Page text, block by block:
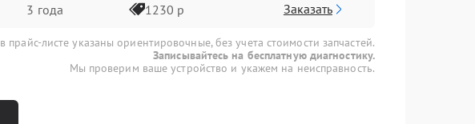
3 года 1230 р Заказать
прайс-листе указаны ориентировочные, без учета стоимости запчастей.
Записывайтесь на бесплатную диагностику.
Мы проверим ваше устройство и укажем на неисправность.